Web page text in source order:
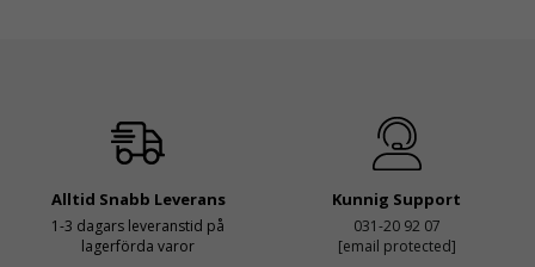
Alltid Snabb Leverans
1-3 dagars leveranstid på
lagerförda varor
Kunnig Support
031-20 92 07
[email protected]